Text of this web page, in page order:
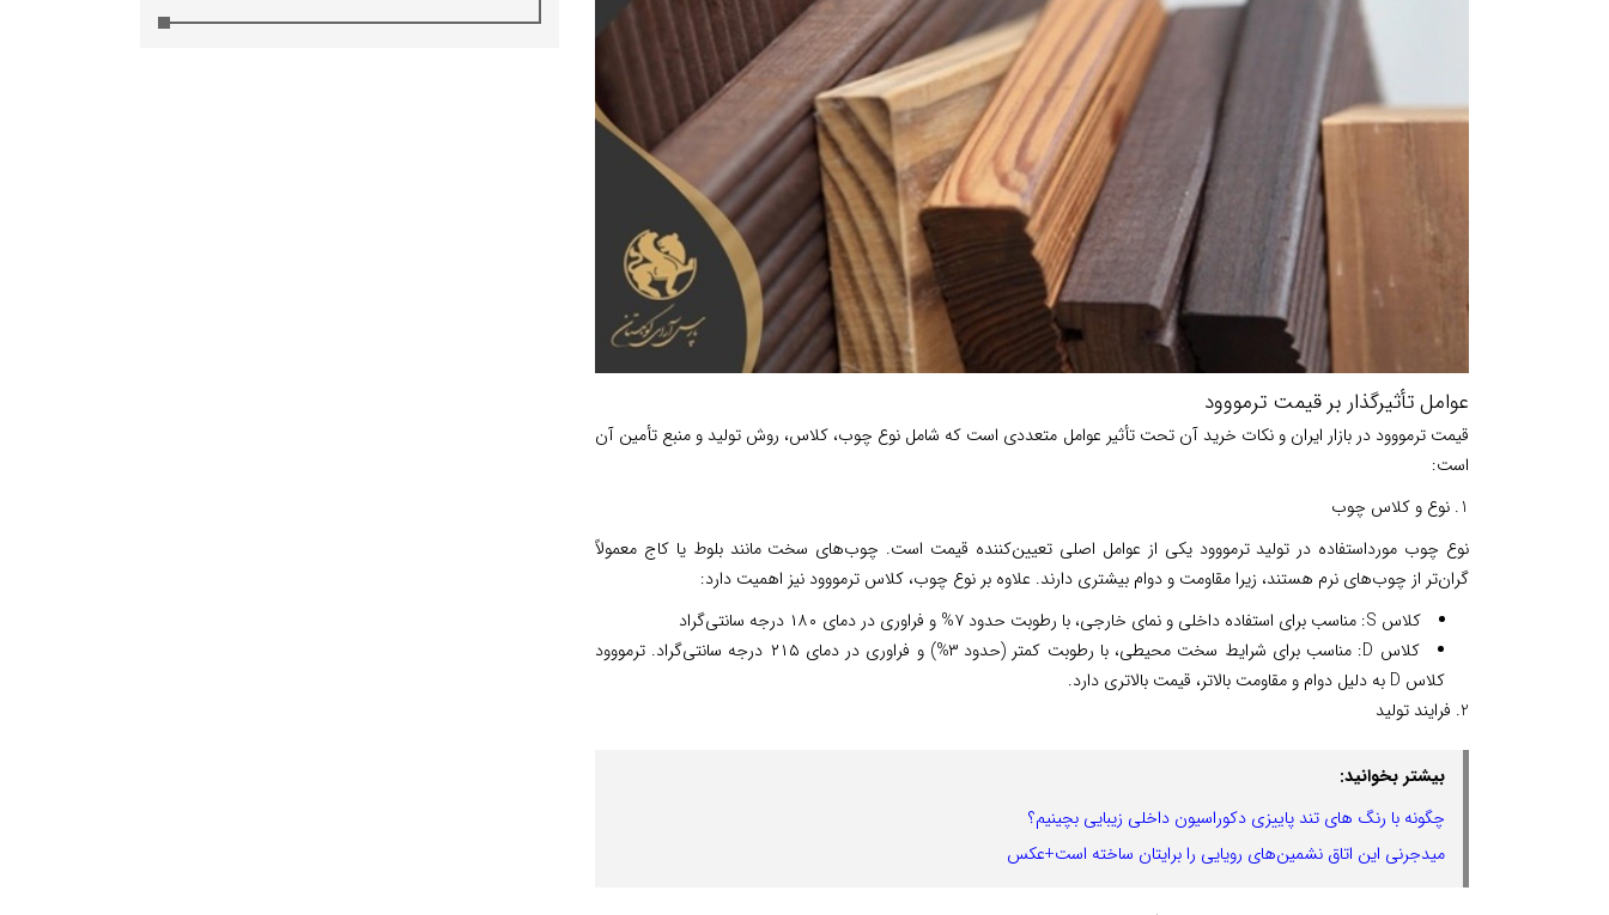
عوامل تأثیرگذار بر قیمت ترمووود
قیمت ترمووود در بازار ایران و نکات خرید آن تحت تأثیر عوامل متعددی است که شامل نوع چوب، کلاس، روش تولید و منبع تأمین آن
است:
1. نوع و کلاس چوب
نوع چوب مورداستفاده در تولید ترمووود یکی از عوامل اصلی تعیین‌کننده قیمت است. چوب‌های سخت مانند بلوط یا کاج معمولاً
گران‌تر از چوب‌های نرم هستند، زیرا مقاومت و دوام بیشتری دارند. علاوه بر نوع چوب، کلاس ترمووود نیز اهمیت دارد:
کلاس S: مناسب برای استفاده داخلی و نمای خارجی، با رطوبت حدود ۷% و فراوری در دمای ۱۸۰ درجه سانتی‌گراد
کلاس D
: مناسب برای شرایط سخت محیطی، با رطوبت کمتر (حدود ۳%) و فراوری در دمای ۲۱۵ درجه سانتی‌گراد. ترمووود
کلاس D به دلیل دوام و مقاومت بالاتر، قیمت بالاتری دارد.
2. فرایند تولید
بیشتر بخوانید:
چگونه با رنگ های تند پاییزی دکوراسیون داخلی زیبایی بچینیم؟
میدجرنی این اتاق نشمین‌های رویایی را برایتان ساخته است+عکس